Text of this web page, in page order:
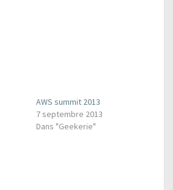
AWS summit 2013
7 septembre 2013
Dans "Geekerie"